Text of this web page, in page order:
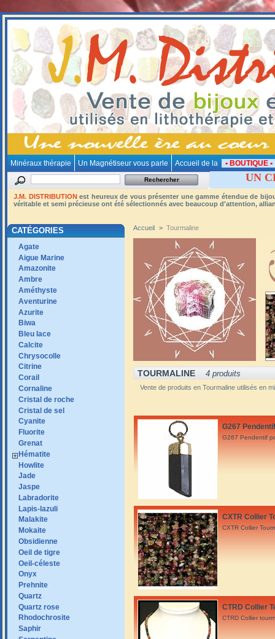
Minéraux thérapie Un Magnétiseur vous parle Accueil de la • BOUTIQUE
UN
J.M. DISTRIBUTIONest heureux de vous présenter une gamme étendue de
véritable et semi précieuse ont été sélectionnés avec beaucoup d'attention,
CATÉGORIES
Agate
Aigue Marine
Amazonite
Ambre
Améthyste
Aventurine
Azurite
Biwa
Bleu lace
Calcite
Chrysocolle
Citrine
Corail
Cornaline
Cristal de roche
Cristal de sel
Cyanite
Fluorite
Grenat
Hématite
Howlite
Jade
Jaspe
Labradorite
Lapis-lazuli
Malakite
Mokaite
Obsidienne
Oeil de tigre
Oeil-céleste
Onyx
Prehnite
Quartz
Quartz rose
Rhodochrosite
Saphir
Accueil > Tourmaline
TOURMALINE 4 produits
Vente de produits en Tourmaline utilisés en
G267
G267 Pendentif
CXTR Collier
CXTR Collier
CTRD Collier
CTRD Collier